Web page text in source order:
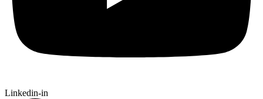
Linkedin-in